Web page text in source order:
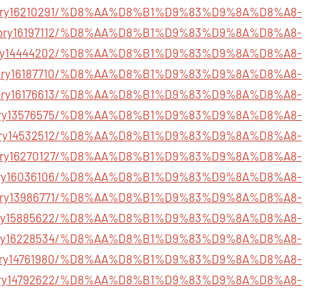
%D8%AA%D8%B1%D9%83%D9%8A%D8%A8-
%D8%AA%D8%B1%D9%83%D9%8A%D8%A8-
%D8%AA%D8%B1%D9%83%D9%8A%D8%A8-
%D8%AA%D8%B1%D9%83%D9%8A%D8%A8-
%D8%AA%D8%B1%D9%83%D9%8A%D8%A8-
%D8%AA%D8%B1%D9%83%D9%8A%D8%A8-
%D8%AA%D8%B1%D9%83%D9%8A%D8%A8-
%D8%AA%D8%B1%D9%83%D9%8A%D8%A8-
%D8%AA%D8%B1%D9%83%D9%8A%D8%A8-
%D8%AA%D8%B1%D9%83%D9%8A%D8%A8-
%D8%AA%D8%B1%D9%83%D9%8A%D8%A8-
%D8%AA%D8%B1%D9%83%D9%8A%D8%A8-
%D8%AA%D8%B1%D9%83%D9%8A%D8%A8-
%D8%AA%D8%B1%D9%83%D9%8A%D8%A8-